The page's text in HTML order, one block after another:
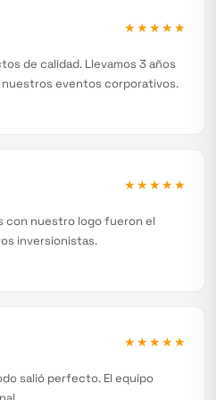
★★★★★
de calidad. Llevamos 3 años
nuestros eventos corporativos.
★★★★★
con nuestro logo fueron el
inversionistas.
★★★★★
salió perfecto. El equipo